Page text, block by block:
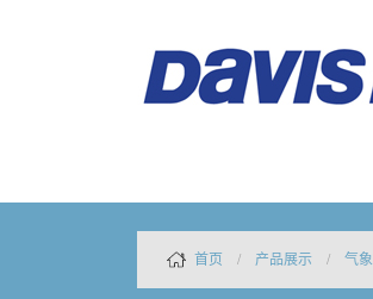
首页 / 产品展示 / 气